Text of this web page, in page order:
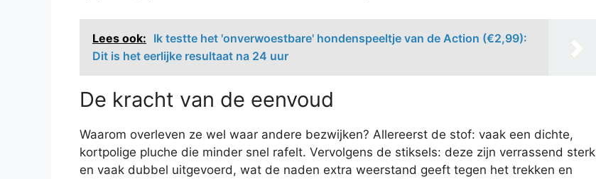
Lees ook: Ik testte het 'onverwoestbare' hondenspeeltje van de Action (€2,99):
Dit is het eerlijke resultaat na 24 uur
De kracht van de eenvoud
Waarom overleven ze wel waar andere bezwijken? Allereerst de stof: vaak een dichte,
kortpolige pluche die minder snel rafelt. Vervolgens de stiksels: deze zijn verrassend sterk
en vaak dubbel uitgevoerd, wat de naden extra weerstand geeft tegen het trekken en